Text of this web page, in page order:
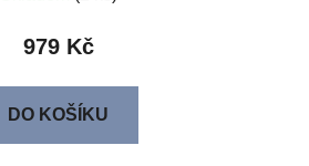
979 Kč
DO KOŠÍKU